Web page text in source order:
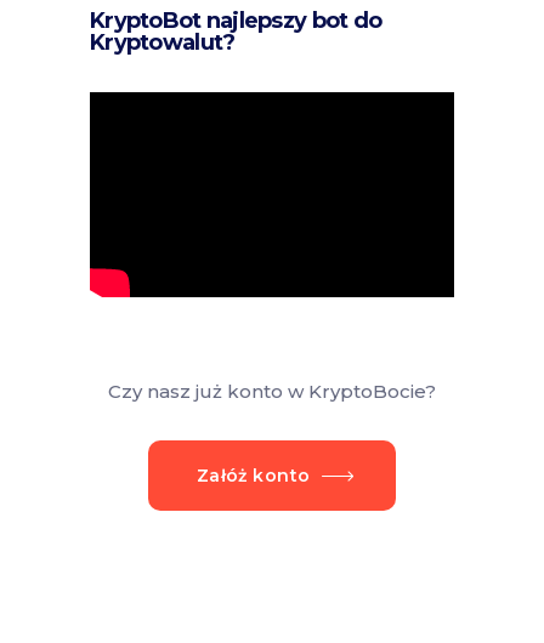
KryptoBot najlepszy bot do
Kryptowalut?
Czy nasz już konto w KryptoBocie?
Załóż konto